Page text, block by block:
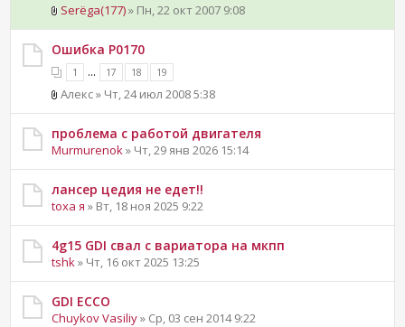
Serёga(177)» Пн, 22 окт 2007 9:08
Ошибка Р0170
1 ... 17 18 19
Алекс » Чт, 24 июл 2008 5:38
проблема с работой двигателя
Murmurenok » Чт, 29 янв 2026 15:14
лансер цедия не едет!!
toxa я » Вт, 18 ноя 2025 9:22
4g15 GDI свал с вариатора на мкпп
tshk » Чт, 16 окт 2025 13:25
GDI ECCO
Chuykov Vasiliy» Ср, 03 сен 2014 9:22